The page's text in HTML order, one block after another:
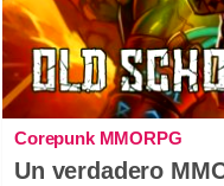
Corepunk MMORPG
Un verdadero